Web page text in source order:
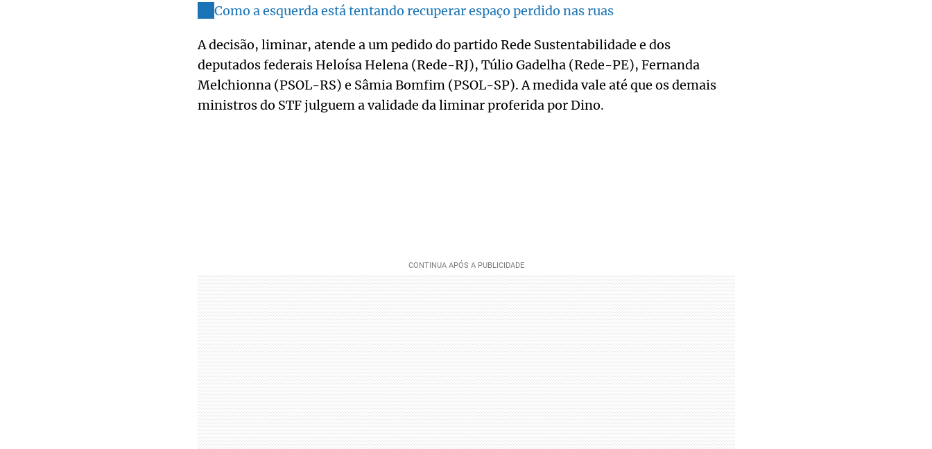
Como a esquerda está tentando recuperar espaço perdido nas ruas
A decisão, liminar, atende a um pedido do partido Rede Sustentabilidade e dos
deputados federais Heloísa Helena (Rede-RJ), Túlio Gadelha (Rede-PE), Fernanda
Melchionna (PSOL-RS) e Sâmia Bomfim (PSOL-SP). A medida vale até que os demais
ministros do STF julguem a validade da liminar proferida por Dino.